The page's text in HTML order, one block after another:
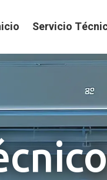
Servicio